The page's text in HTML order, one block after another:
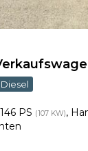
Diesel
146 PS (107 KW),